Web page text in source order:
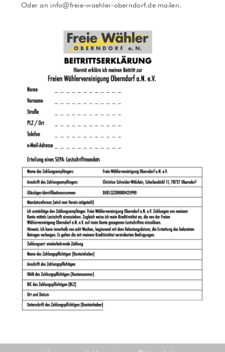
Oder an info@freie-waehler-oberndorf.demailen.